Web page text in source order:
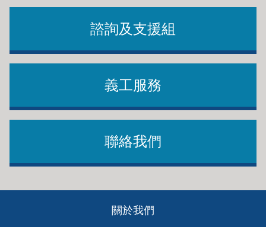
諮詢及支援組
義工服務
聯絡我們
關於我們